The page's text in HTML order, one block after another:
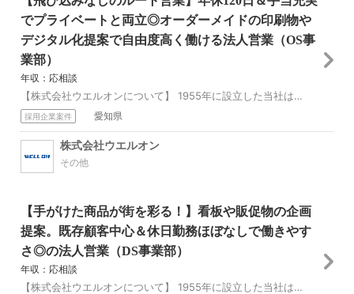
でプライベートと両立◎オーダーメイドの印刷物や
デジタル化提案で自由度高く働ける法人営業（OS事
業部）
年収：応相談
【株式会社ウエルオンについて】 1955年に設立した当社は、WELL（良い）ON（続ける）という意味を込めてつけられた「ウエルオン」の由来通り、お客様のニーズ...
採用企業案件 愛知県
株式会社ウエルオン
その他
【手がけた商品が街を彩る！】看板や販促物の企画
提案。既存顧客中心＆休日勤務ほぼなしで働きやす
さ◎の法人営業（DS事業部）
年収：応相談
【株式会社ウエルオンについて】 1955年に設立した当社は、WELL（良い）ON（続ける）という意味を込めてつけられた「ウエルオン」の由来通り、お客様のニーズ...